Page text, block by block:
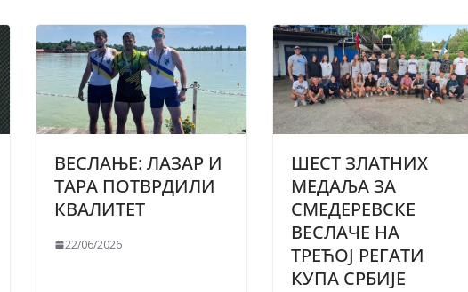
ВЕСЛАЊЕ: ЛАЗАР И
ТАРА ПОТВРДИЛИ
КВАЛИТЕТ
22/06/2026
ШЕСТ ЗЛАТНИХ
МЕДАЉА ЗА
СМЕДЕРЕВСКЕ
ВЕСЛАЧЕ НА
ТРЕЋОЈ РЕГАТИ
КУПА СРБИЈЕ